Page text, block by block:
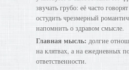
звучать грубо: её часто
остудить чрезмерный
напомнить о здравом смысле.
Главная мысль: долгие
на клятвах, а на ежедневных
ответственности.